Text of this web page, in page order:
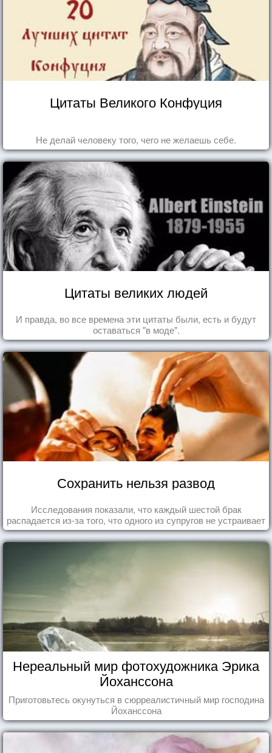
Цитаты Великого Конфуция
Не делай человеку того, чего не желаешь себе.
Цитаты великих людей
И правда, во все времена эти цитаты были, есть и будут
оставаться "в моде".
Сохранить нельзя развод
Исследования показали, что каждый шестой брак
распадается из-за того, что одного из супругов не устраивает
та роль, которая выпала ему в семье.
Нереальный мир фотохудожника Эрика
Йоханссона
Приготовьтесь окунуться в сюрреалистичный мир господина
Йоханссона